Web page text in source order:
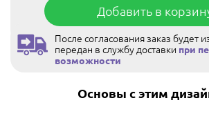
Добавить в
После согласования заказ будет
передан в службу доставки при
возможности
Основы с этим